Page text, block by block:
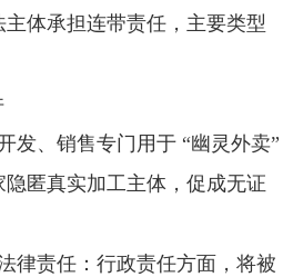
体承担连带责任，主要类型
发、销售专门用于 “幽灵外卖”
匿真实加工主体，促成无证
律责任：行政责任方面，将被